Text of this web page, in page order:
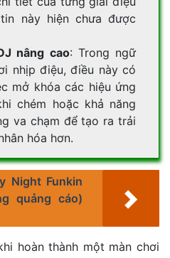
này hiện chưa được
nâng cao: Trong ngữ
nhịp điệu, điều này có
mở khóa các hiệu ứng
chém hoặc khả năng
va chạm để tạo ra trải
hóa hơn.
Night Funkin
quảng cáo)